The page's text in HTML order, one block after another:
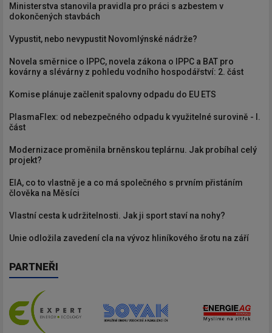
Ministerstva stanovila pravidla pro práci s azbestem v
dokončených stavbách
Vypustit, nebo nevypustit Novomlýnské nádrže?
Novela směrnice o IPPC, novela zákona o IPPC a BAT pro
kovárny a slévárny z pohledu vodního hospodářství: 2. část
Komise plánuje začlenit spalovny odpadu do EU ETS
PlasmaFlex: od nebezpečného odpadu k využitelné surovině - I.
část
Modernizace proměnila brněnskou teplárnu. Jak probíhal celý
projekt?
EIA, co to vlastně je a co má společného s prvním přistáním
člověka na Měsíci
Vlastní cesta k udržitelnosti. Jak ji sport staví na nohy?
Unie odložila zavedení cla na vývoz hliníkového šrotu na září
PARTNEŘI